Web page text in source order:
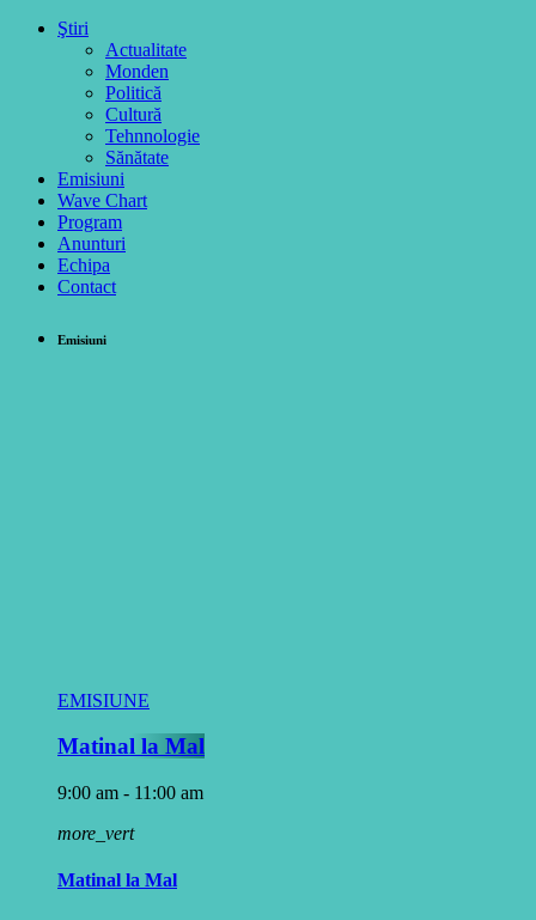
Ştiri
Actualitate
Monden
Politică
Cultură
Tehnnologie
Sănătate
Emisiuni
Wave Chart
Program
Anunturi
Echipa
Contact
Emisiuni
EMISIUNE
Matinal la Mal
9:00 am - 11:00 am
more_vert
Matinal la Mal